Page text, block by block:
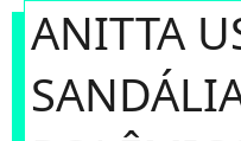
ANITTA